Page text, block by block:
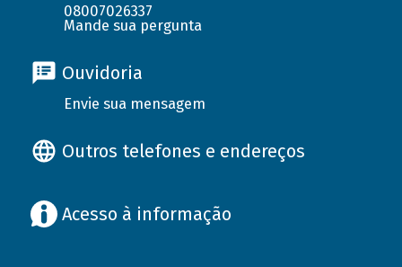
08007026337
Mande sua pergunta
Ouvidoria
Envie sua mensagem
Outros telefones e endereços
Acesso à informação